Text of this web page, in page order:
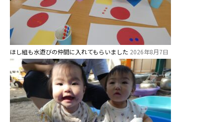
ほし組も水遊びの仲間に入れてもらいました 2026年8月7日